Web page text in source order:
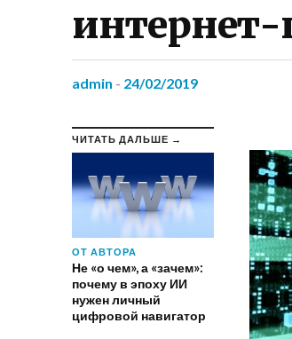
интернет-
admin - 24/02/2019
ЧИТАТЬ ДАЛЬШЕ →
ОТ АВТОРА
Не «о чем», а «зачем»:
почему в эпоху ИИ
нужен личный
цифровой навигатор